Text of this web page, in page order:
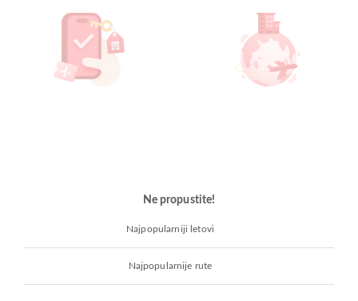
Ne propustite!
Najpopularniji letovi
Najpopularnije rute